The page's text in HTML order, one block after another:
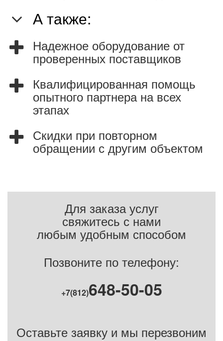
А также:
Надежное оборудование от
проверенных поставщиков
Квалифицированная помощь
опытного партнера на всех
этапах
Скидки при повторном
обращении с другим объектом
Для заказа услуг
свяжитесь с нами
любым удобным способом
Позвоните по телефону:
+7(812)648-50-05
Оставьте заявку и мы перезвоним